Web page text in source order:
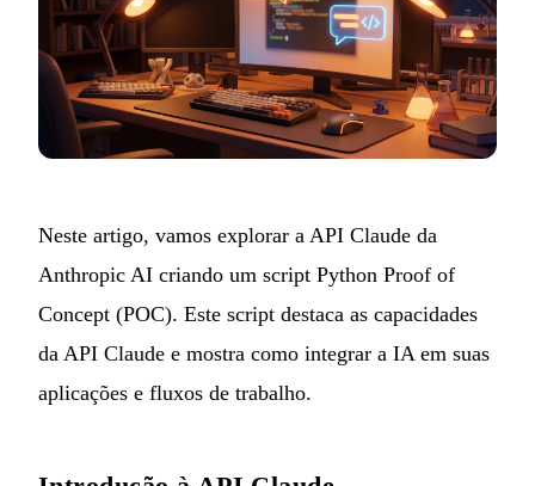
Neste artigo, vamos explorar a API Claude da
Anthropic AI criando um script Python Proof of
Concept (POC). Este script destaca as capacidades
da API Claude e mostra como integrar a IA em suas
aplicações e fluxos de trabalho.